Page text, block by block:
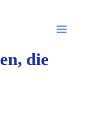
die